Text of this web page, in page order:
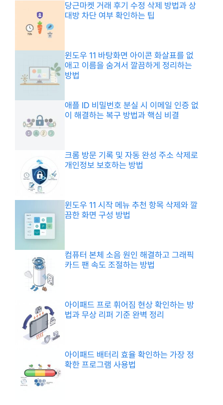
당근마켓 거래 후기 수정 삭제 방법과 상
대방 차단 여부 확인하는 팁
윈도우 11 바탕화면 아이콘 화살표를 없
애고 이름을 숨겨서 깔끔하게 정리하는
방법
애플 ID 비밀번호 분실 시 이메일 인증 없
이 해결하는 복구 방법과 핵심 비결
크롬 방문 기록 및 자동 완성 주소 삭제로
개인정보 보호하는 방법
윈도우 11 시작 메뉴 추천 항목 삭제와 깔
끔한 화면 구성 방법
컴퓨터 본체 소음 원인 해결하고 그래픽
카드 팬 속도 조절하는 방법
아이패드 프로 휘어짐 현상 확인하는 방
법과 무상 리퍼 기준 완벽 정리
아이패드 배터리 효율 확인하는 가장 정
확한 프로그램 사용법